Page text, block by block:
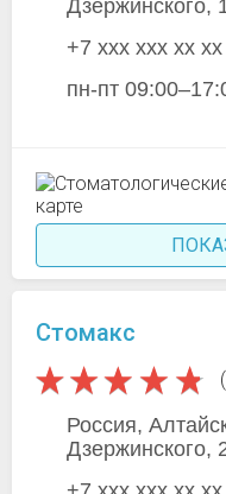
Дзержинского,
+7 xxx xxx xx xx
пн-пт
Стомакс
Россия,
Дзержинского,